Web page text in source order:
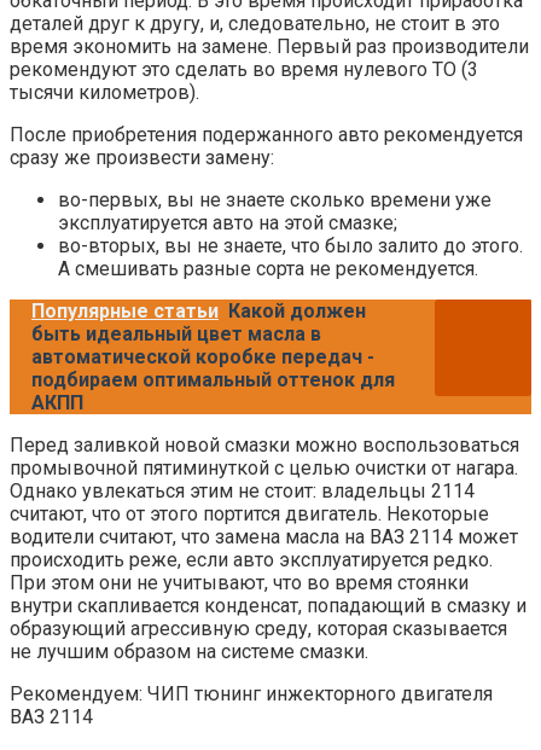
деталей друг к другу, и, следовательно, не стоит в это
время экономить на замене. Первый раз производители
рекомендуют это сделать во время нулевого ТО (3
тысячи километров).
После приобретения подержанного авто рекомендуется
сразу же произвести замену:
во-первых, вы не знаете сколько времени уже
эксплуатируется авто на этой смазке;
во-вторых, вы не знаете, что было залито до этого.
А смешивать разные сорта не рекомендуется.
Популярные статьи Какой должен
быть идеальный цвет масла в
автоматической коробке передач -
подбираем оптимальный оттенок для
АКПП
Перед заливкой новой смазки можно воспользоваться
промывочной пятиминуткой с целью очистки от нагара.
Однако увлекаться этим не стоит: владельцы 2114
считают, что от этого портится двигатель. Некоторые
водители считают, что замена масла на ВАЗ 2114 может
происходить реже, если авто эксплуатируется редко.
При этом они не учитывают, что во время стоянки
внутри скапливается конденсат, попадающий в смазку и
образующий агрессивную среду, которая сказывается
не лучшим образом на системе смазки.
Рекомендуем: ЧИП тюнинг инжекторного двигателя
ВАЗ 2114